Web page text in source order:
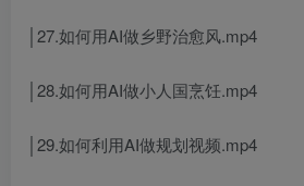
│27.如何用AI做乡野治愈风.mp4
│28.如何用AI做小人国烹饪.mp4
│29.如何利用AI做规划视频.mp4